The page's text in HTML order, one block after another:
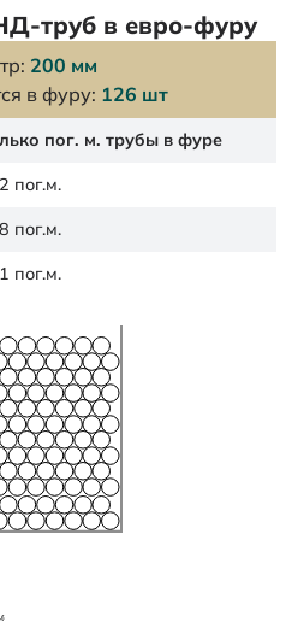
труб в евро-фуру
200 мм
в фуру: 126 шт
пог. м. трубы в фуре
пог.м.
пог.м.
пог.м.